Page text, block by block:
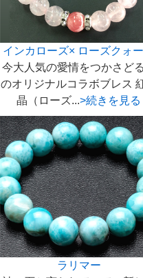
インカローズ× ローズクォ
今大人気の愛情をつかさど
のオリジナルコラボブレス
晶（ローズ...>続きを見る
ラリマー